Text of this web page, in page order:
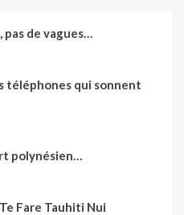
pas de vagues…
téléphones qui sonnent
polynésien…
Fare Tauhiti Nui